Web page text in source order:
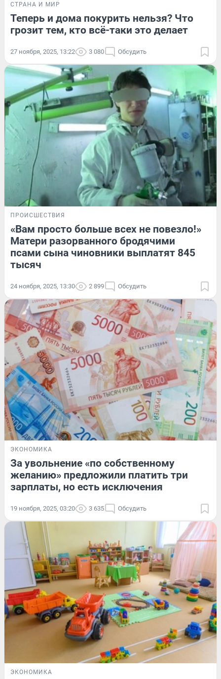
СТРАНА И МИР
Теперь и дома покурить нельзя? Что
грозит тем, кто всё-таки это делает
27 ноября, 2025, 13:22 3 080 Обсудить
ПРОИСШЕСТВИЯ
«Вам просто больше всех не повезло!»
Матери разорванного бродячими
псами сына чиновники выплатят 845
тысяч
24 ноября, 2025, 13:30 2 899 Обсудить
ЭКОНОМИКА
За увольнение «по собственному
желанию» предложили платить три
зарплаты, но есть исключения
19 ноября, 2025, 03:20 3 635 Обсудить
ЭКОНОМИКА